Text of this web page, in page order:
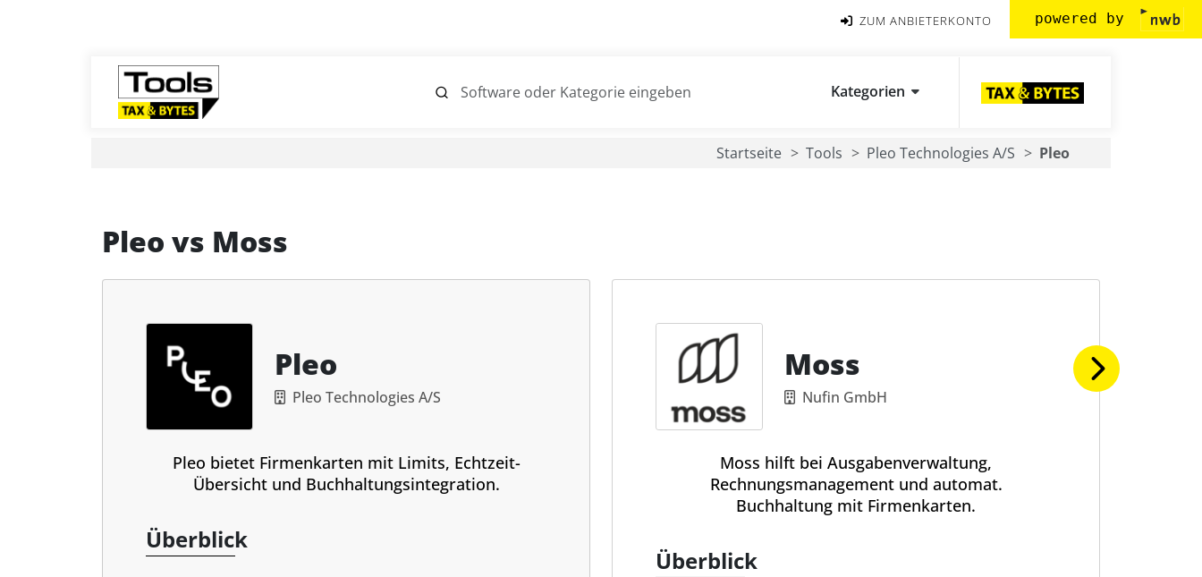
ZUM ANBIETERKONTO powered by
Kategorien
Startseite Tools Pleo Technologies A/S Pleo
Pleo vs Moss
Pleo
Pleo Technologies A/S
Pleo bietet Firmenkarten mit Limits, Echtzeit-
Übersicht und Buchhaltungsintegration.
Überblick
Moss
Nufin GmbH
Moss hilft bei Ausgabenverwaltung,
Rechnungsmanagement und automat.
Buchhaltung mit Firmenkarten.
Überblick